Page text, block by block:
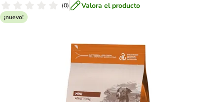
(0) Valora el producto
¡nuevo!